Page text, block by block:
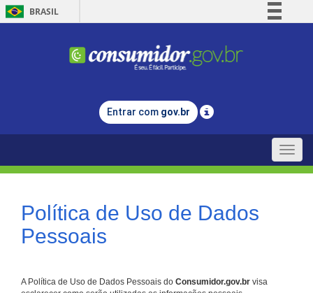
BRASIL
Comunica BR
Legislação
Entrar com gov.br
Toggle
Política de Uso de Dados
Pessoais
A Política de Uso de Dados Pessoais do Consumidor.gov.br visa